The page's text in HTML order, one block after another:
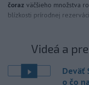
čoraz väčšieho množstva
blízkosti prírodnej
Videá a
Deväť
o čo